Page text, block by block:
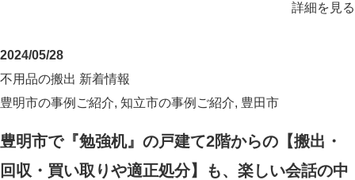
詳細を見る
2024/05/28
不用品の搬出 新着情報
豊明市の事例ご紹介, 知立市の事例ご紹介, 豊田市
豊明市で『勉強机』の戸建て2階からの【搬出・
回収・買い取りや適正処分】も、楽しい会話の中